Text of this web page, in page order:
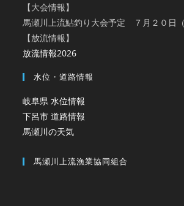
【大会情報】
馬瀬川上流鮎釣り大会予定 ７月２０日（
【放流情報】
放流情報2026
水位・道路情報
岐阜県 水位情報
下呂市 道路情報
馬瀬川の天気
馬瀬川上流漁業協同組合